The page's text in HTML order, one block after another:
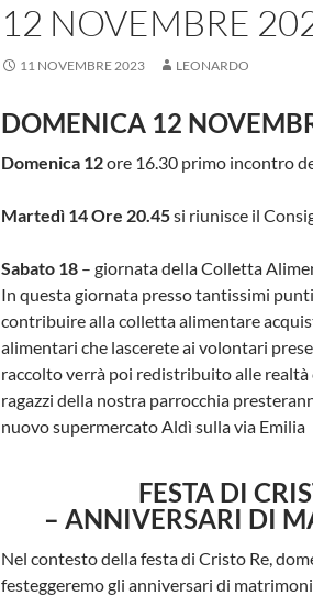
12 NOVEMBRE
11 NOVEMBRE 2023 LEONARDO
DOMENICA 12
Domenica 12ore 16.30 primo incontro
Martedì 14 Ore 20.45si riunisce il
Sabato 18 – giornata della Colletta
In questa giornata presso tantissimi
contribuire alla colletta alimentare
alimentari che lascerete ai volontari
raccolto verrà poi redistribuito alle
ragazzi della nostra parrocchia
nuovo supermercato Aldì sulla via Emilia
FESTA DI
– ANNIVERSARI DI
Nel contesto della festa di Cristo Re,
festeggeremo gli anniversari di